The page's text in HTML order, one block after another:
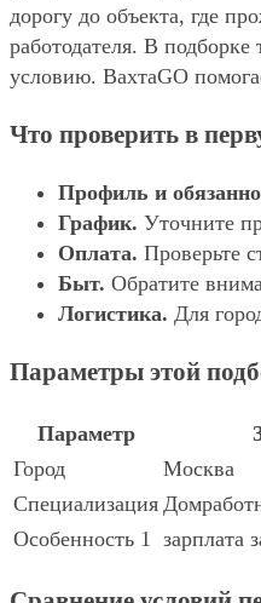
дорогу до объекта, где
работодателя. В
условию. ВахтаGO
Что проверить в
Профиль и
График. Уточните
Оплата. Проверьте
Быт. Обратите
Логистика. Для
Параметры этой
Параметр
Город
Москва
Специализация
Особенность 1 зарплата